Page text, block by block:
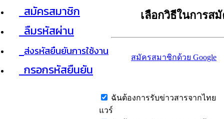
สมัครสมาชิก
ลืมรหัสผ่าน
ส่งรหัสยืนยันการใช้งาน
กรอกรหัสยืนยัน
เลือกวิธีในการส
สมัครสมาชิกด้วย Google
ฉันต้องการรับข่าวสารจากไทย
แวร์